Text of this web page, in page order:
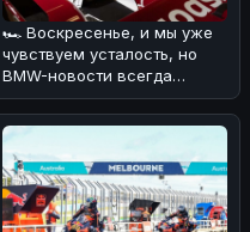
🏎 Воскресенье, и мы уже
чувствуем усталость, но
BMW-новости всегда
заряжают энергией! 🔥
Сегодня хот